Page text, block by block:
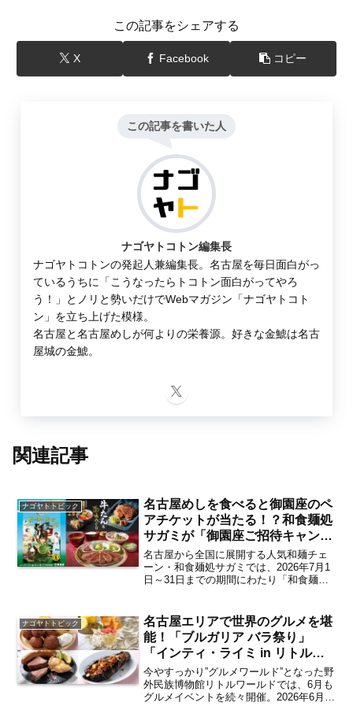
この記事をシェアする
X Facebook コピー
この記事を書いた人
ナゴヤトコトン編集長
ナゴヤトコトンの発起人兼編集長。名古屋を毎日面白がっ
ているうちに「こうなったらトコトン面白がってやろ
う！」とノリと勢いだけでWebマガジン「ナゴヤトコト
ン」を立ち上げた模様。
名古屋と名古屋めしが何よりの栄養源。好きな金鯱は名古
屋城の金鯱。
関連記事
ナゴヤトトピック
名古屋めしを食べると御園座のペ
アチケットが当たる！？和食麺処
サガミが「御園座ご招待キャンペ
ーン」を2026年7月1日より開
催 7月8日からは『厚切り牛たん
と仙台味めぐりフェア』も【名古
名古屋から全国に展開する人気和麺チェ
ーン・和食麺処サガミでは、2026年7月1
日～31日までの期間にわたり「和食麺処
開催。2026年8月22日（土）に御園座
（名古屋市...
ナゴヤトトピック
名古屋エリアで世界のグルメを堪
能！「ブルガリア バラ祭り」
「インティ・ライミ in リトルワ
ールド」が野外民族博物館リトル
ワールドにて続々開催【犬山】
今やすっかり”グルメワールド”となった野
外民族博物館リトルワールドでは、6月も
グルメイベントを続々開催。2026年6月